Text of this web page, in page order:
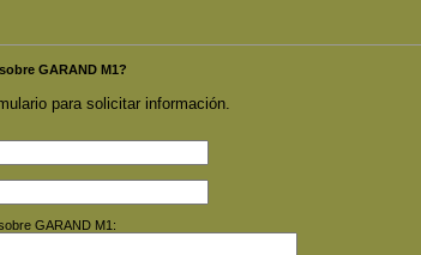
GARAND M1?
para solicitar información.
GARAND M1: